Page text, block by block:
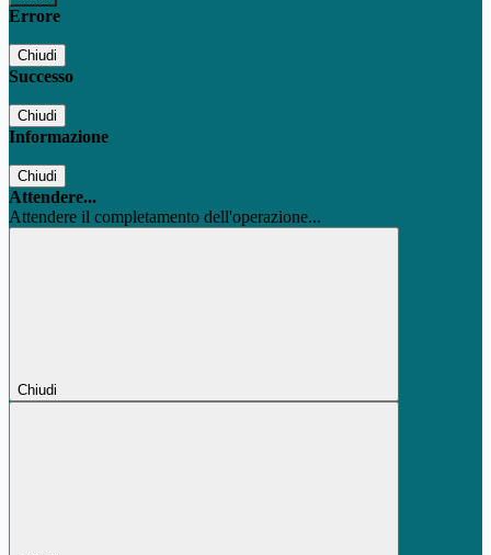
Errore
Chiudi
Successo
Chiudi
Informazione
Chiudi
Attendere...
Attendere il completamento dell'operazione...
Chiudi